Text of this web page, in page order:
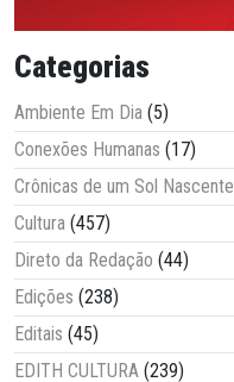
Categorias
Ambiente Em Dia (5)
Conexões Humanas (17)
Crônicas de um Sol Nascente
Cultura (457)
Direto da Redação (44)
Edições (238)
Editais (45)
EDITH CULTURA (239)